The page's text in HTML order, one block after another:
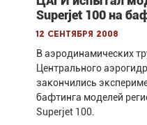
Superjet 100 на
12 сентября 2008
В аэродинамических
Центрального
закончились
бафтинга моделей
Superjet 100.